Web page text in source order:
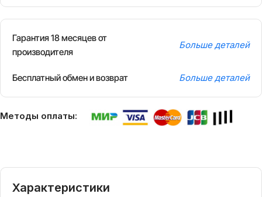
Гарантия 18 месяцев от
производителя
Больше деталей
Бесплатный обмен и возврат Больше деталей
Методы оплаты:
Характеристики